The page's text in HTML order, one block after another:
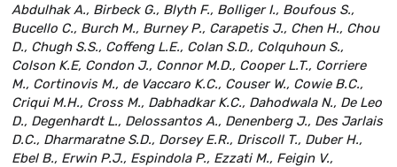
Abdulhak A., Birbeck G., Blyth F., Bolliger I., Boufous S.,
Bucello C., Burch M., Burney P., Carapetis J., Chen H., Chou
D., Chugh S.S., Coffeng L.E., Colan S.D., Colquhoun S.,
Colson K.E, Condon J., Connor M.D., Cooper L.T., Corriere
M., Cortinovis M., de Vaccaro K.C., Couser W., Cowie B.C.,
Criqui M.H., Cross M., Dabhadkar K.C., Dahodwala N., De Leo
D., Degenhardt L., Delossantos A., Denenberg J., Des Jarlais
D.C., Dharmaratne S.D., Dorsey E.R., Driscoll T., Duber H.,
Ebel B., Erwin P.J., Espindola P., Ezzati M., Feigin V.,